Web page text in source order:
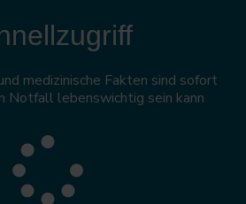
medizinische Fakten sind sofort
Notfall lebenswichtig sein kann